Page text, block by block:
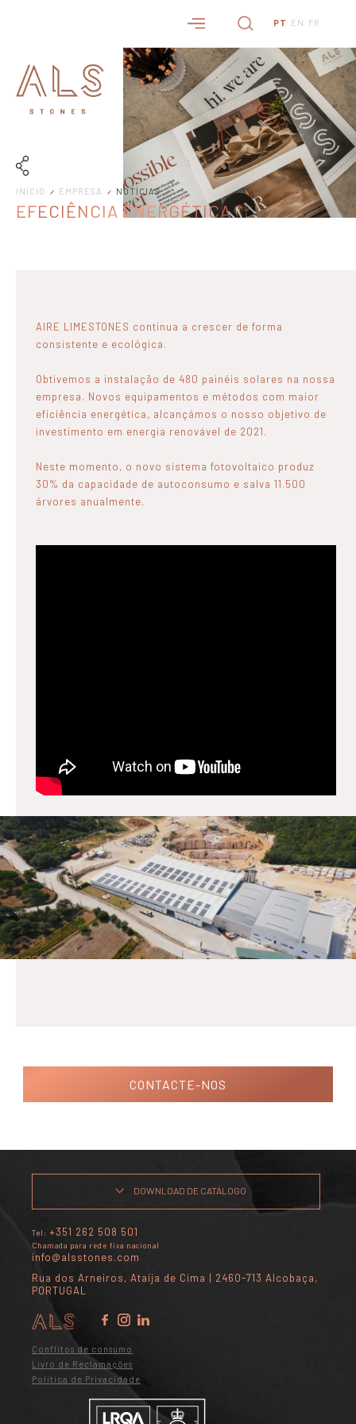
PT EN FR
INÍCIO EMPRESA NOTÍCIAS
EFECIÊNCIA ENERGÉTICA
AIRE LIMESTONES continua a crescer de forma
consistente e ecológica.
Obtivemos a instalação de 480 painéis solares na nossa
empresa. Novos equipamentos e métodos com maior
eficiência energética, alcançámos o nosso objetivo de
investimento em energia renovável de 2021.
Neste momento, o novo sistema fotovoltaico produz
30% da capacidade de autoconsumo e salva 11.500
árvores anualmente.
CONTACTE-NOS
DOWNLOAD DE CATÁLOGO
Tel: +351 262 508 501
Chamada para rede fixa nacional
info@alsstones.com
Rua dos Arneiros, Ataíja de Cima | 2460-713 Alcobaça,
PORTUGAL
Conflitos de consumo
Livro de Reclamações
Política de Privacidade